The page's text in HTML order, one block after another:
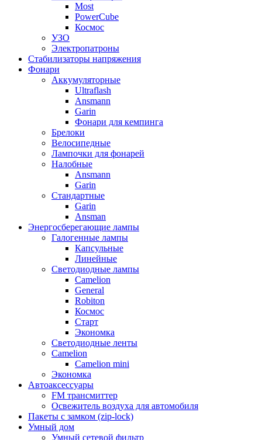
Most
PowerCube
Космос
УЗО
Электропатроны
Стабилизаторы напряжения
Фонари
Аккумуляторные
Ultraflash
Ansmann
Garin
Фонари для кемпинга
Брелоки
Велосипедные
Лампочки для фонарей
Налобные
Ansmann
Garin
Стандартные
Garin
Ansman
Энергосберегающие лампы
Галогенные лампы
Капсульные
Линейные
Светодиодные лампы
Camelion
General
Robiton
Космос
Старт
Экономка
Светодиодные ленты
Camelion
Camelion mini
Экономка
Автоаксессуары
FM трансмиттер
Освежитель воздуха для автомобиля
Пакеты с замком (zip-lock)
Умный дом
Умный сетевой фильтр